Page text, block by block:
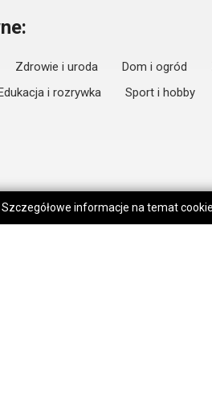
Zdrowie i uroda Dom i ogród
i rozrywka Sport i hobby
informacje na temat